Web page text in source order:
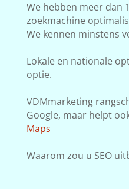
We hebben meer dan
zoekmachine
We kennen minstens
Lokale en nationale
optie.
VDMmarketing
Google, maar helpt
Maps
Waarom zou u SEO